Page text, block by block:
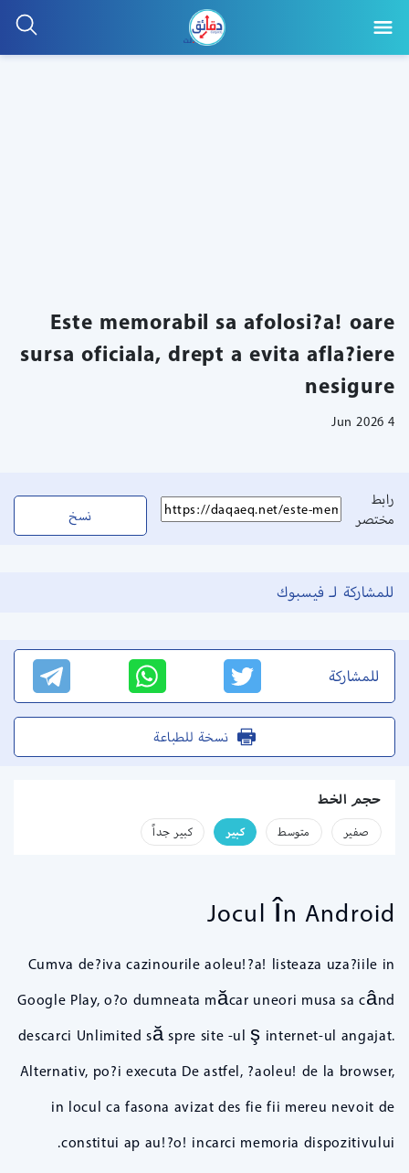
Este memorabil sa afolosi?a! oare
sursa oficiala, drept a evita afla?iere
nesigure
4 Jun 2026
رابط
مختصر
نسخ
للمشاركة لـ فيسبوك
للمشاركة
نسخة للطباعة
حجم الخط
صفير متوسط كبير كبير جداً
Jocul în Android
Cumva de?iva cazinourile aoleu!?a! listeaza uza?iile in
Google Play, o?o dumneata măcar uneori musa sa când
descarci Unlimited să spre site -ul ş internet-ul angajat.
Alternativ, po?i executa De astfel, ?aoleu! de la browser,
in locul ca fasona avizat des fie fii mereu nevoit de
constitui ap au!?o! incarci memoria dispozitivului.